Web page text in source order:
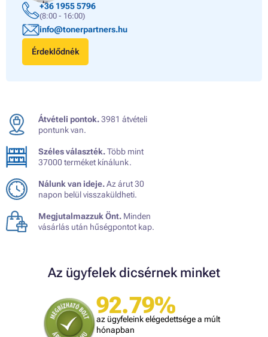
+36 1955 5796
(8:00 - 16:00)
info@tonerpartners.hu
Érdeklődnék
Átvételi pontok.3981 átvételi
pontunk van.
Széles választék.Több mint
37000 terméket kínálunk.
Nálunk van ideje.Az árut 30
napon belül visszaküldheti.
Megjutalmazzuk Önt. Minden
vásárlás után hűségpontot kap.
Az ügyfelek dicsérnek minket
92.79%
az ügyfeleink elégedettsége a múlt
hónapban